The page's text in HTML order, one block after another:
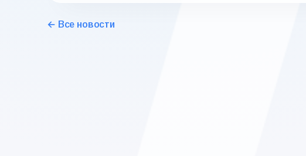
← Все новости